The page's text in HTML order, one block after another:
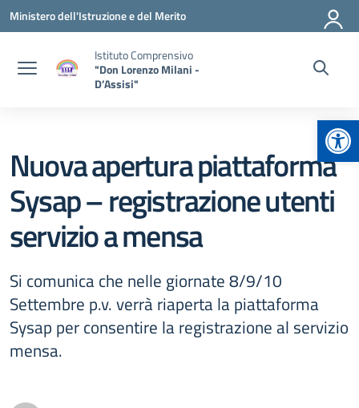
Vai ai contenuti
Vai al menu di navigazione
Vai al footer
Ministero dell'Istruzione e del Merito
Istituto Comprensivo
"Don Lorenzo Milani -
D’Assisi"
Nuova apertura piattaforma
Sysap – registrazione utenti
servizio a mensa
Si comunica che nelle giornate 8/9/10
Settembre p.v. verrà riaperta la piattaforma
Sysap per consentire la registrazione al servizio
mensa.